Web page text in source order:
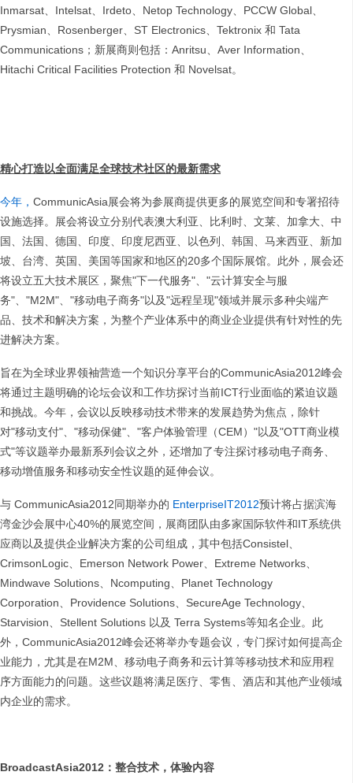
Inmarsat、Intelsat、Irdeto、Netop Technology、PCCW Global、
Prysmian、Rosenberger、ST Electronics、Tektronix 和 Tata
Communications；新展商则包括：Anritsu、Aver Information、
Hitachi Critical Facilities Protection 和 Novelsat。
精心打造以全面满足全球技术社区的最新需求
今年， CommunicAsia展会将为参展商提供更多的展览空间和专署招待
设施选择。展会将设立分别代表澳大利亚、比利时、文莱、加拿大、中
国、法国、德国、印度、印度尼西亚、以色列、韩国、马来西亚、新加
坡、台湾、英国、美国等国家和地区的20多个国际展馆。此外，展会还
将设立五大技术展区，聚焦"下一代服务"、"云计算安全与服
务"、"M2M"、"移动电子商务"以及"远程呈现"领域并展示多种尖端产
品、技术和解决方案，为整个产业体系中的商业企业提供有针对性的先
进解决方案。
旨在为全球业界领袖营造一个知识分享平台的CommunicAsia2012峰会
将通过主题明确的论坛会议和工作坊探讨当前ICT行业面临的紧迫议题
和挑战。今年，会议以反映移动技术带来的发展趋势为焦点，除针
对"移动支付"、"移动保健"、"客户体验管理（CEM）"以及"OTT商业模
式"等议题举办最新系列会议之外，还增加了专注探讨移动电子商务、
移动增值服务和移动安全性议题的延伸会议。
与 CommunicAsia2012同期举办的 EnterpriseIT2012预计将占据滨海
湾金沙会展中心40%的展览空间，展商团队由多家国际软件和IT系统供
应商以及提供企业解决方案的公司组成，其中包括Consistel、
CrimsonLogic、Emerson Network Power、Extreme Networks、
Mindwave Solutions、Ncomputing、Planet Technology
Corporation、Providence Solutions、SecureAge Technology、
Starvision、Stellent Solutions 以及 Terra Systems等知名企业。此
外，CommunicAsia2012峰会还将举办专题会议，专门探讨如何提高企
业能力，尤其是在M2M、移动电子商务和云计算等移动技术和应用程
序方面能力的问题。这些议题将满足医疗、零售、酒店和其他产业领域
内企业的需求。
BroadcastAsia2012 ：整合技术，体验内容